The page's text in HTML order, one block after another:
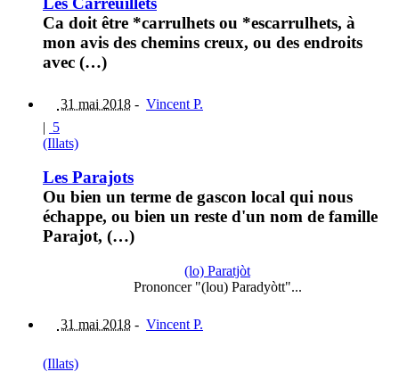
Ca doit être *carrulhets ou *escarrulhets, à
mon avis des chemins creux, ou des endroits
avec (…)
31 mai 2018 - Vincent P.
| 5
(Illats)
Les Parajots
Ou bien un terme de gascon local qui nous
échappe, ou bien un reste d'un nom de famille
Parajot, (…)
(lo) Paratjòt
Prononcer "(lou) Paradyòtt"...
31 mai 2018 - Vincent P.
(Illats)